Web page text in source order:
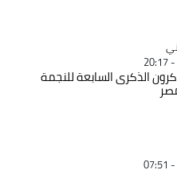
الذكرى السابعة للنجمة